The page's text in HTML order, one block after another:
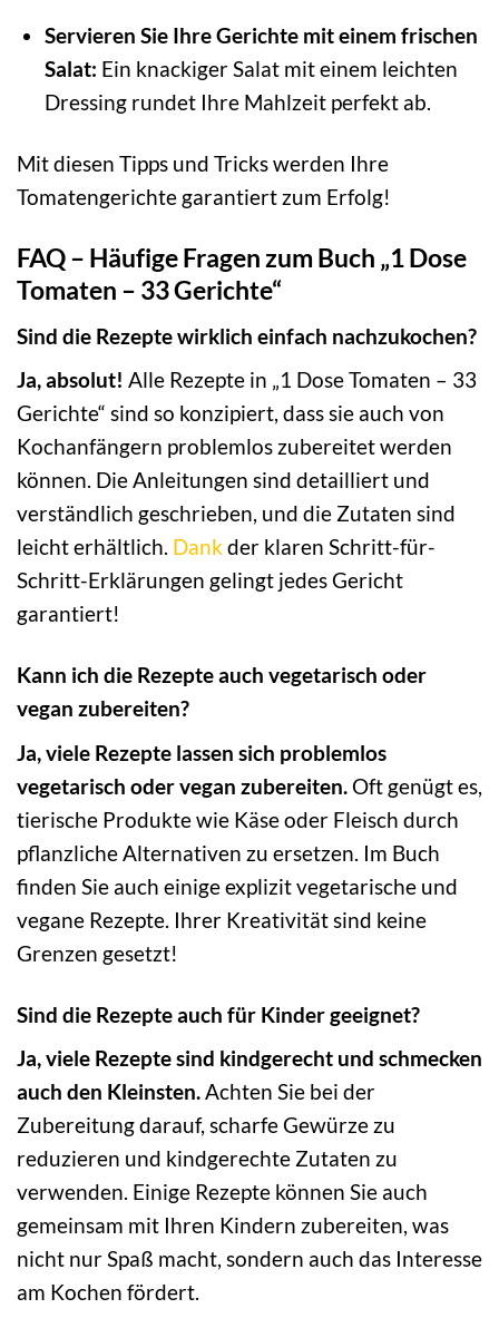
Servieren Sie Ihre Gerichte mit einem frischen
Salat: Ein knackiger Salat mit einem leichten
Dressing rundet Ihre Mahlzeit perfekt ab.
Mit diesen Tipps und Tricks werden Ihre
Tomatengerichte garantiert zum Erfolg!
FAQ – Häufige Fragen zum Buch „1 Dose
Tomaten – 33 Gerichte“
Sind die Rezepte wirklich einfach nachzukochen?
Ja, absolut! Alle Rezepte in „1 Dose Tomaten – 33
Gerichte“ sind so konzipiert, dass sie auch von
Kochanfängern problemlos zubereitet werden
können. Die Anleitungen sind detailliert und
verständlich geschrieben, und die Zutaten sind
leicht erhältlich. Dankder klaren Schritt-für-
Schritt-Erklärungen gelingt jedes Gericht
garantiert!
Kann ich die Rezepte auch vegetarisch oder
vegan zubereiten?
Ja, viele Rezepte lassen sich problemlos
vegetarisch oder vegan zubereiten. Oft genügt es,
tierische Produkte wie Käse oder Fleisch durch
pflanzliche Alternativen zu ersetzen. Im Buch
finden Sie auch einige explizit vegetarische und
vegane Rezepte. Ihrer Kreativität sind keine
Grenzen gesetzt!
Sind die Rezepte auch für Kinder geeignet?
Ja, viele Rezepte sind kindgerecht und schmecken
auch den Kleinsten.Achten Sie bei der
Zubereitung darauf, scharfe Gewürze zu
reduzieren und kindgerechte Zutaten zu
verwenden. Einige Rezepte können Sie auch
gemeinsam mit Ihren Kindern zubereiten, was
nicht nur Spaß macht, sondern auch das Interesse
am Kochen fördert.